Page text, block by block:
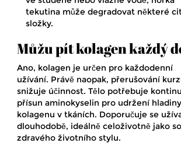
tekutina může degradovat některé
složky.
Můžu pít kolagen každý
Ano, kolagen je určen pro každodenní
užívání. Právě naopak, přerušování
snižuje účinnost. Tělo potřebuje
přísun aminokyselin pro udržení hladiny
kolagenu v tkáních. Doporučuje se
dlouhodobě, ideálně celoživotně jako
zdravého životního stylu.